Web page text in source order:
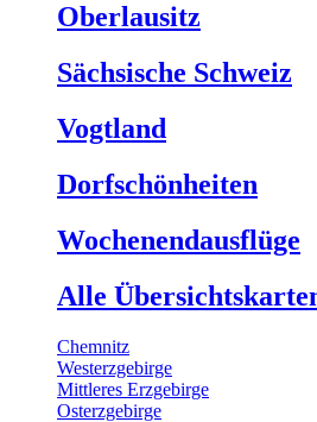
Oberlausitz
Sächsische Schweiz
Vogtland
Dorfschönheiten
Wochenendausflüge
Alle
Chemnitz
Westerzgebirge
Mittleres Erzgebirge
Osterzgebirge